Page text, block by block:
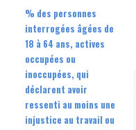
% des personnes
interrogées âgées de
18 à 64 ans, actives
occupées ou
inoccupées, qui
déclarent avoir
ressenti au moins une
injustice au travail ou